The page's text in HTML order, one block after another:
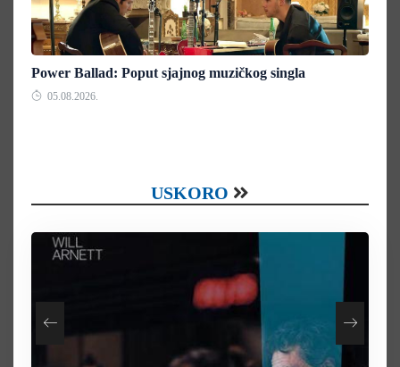
Power Ballad: Poput sjajnog muzičkog singla
05.08.2026.
USKORO